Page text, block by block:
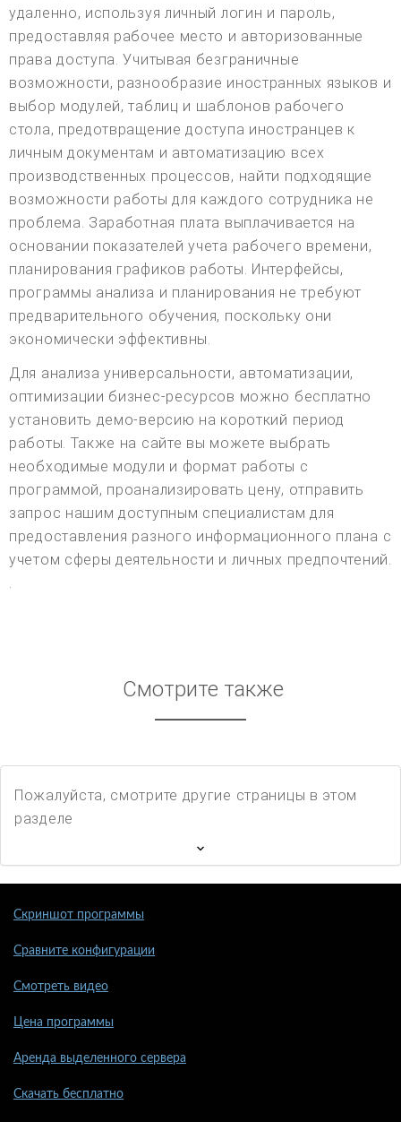
удаленно, используя личный логин и пароль,
предоставляя рабочее место и авторизованные
права доступа. Учитывая безграничные
возможности, разнообразие иностранных языков и
выбор модулей, таблиц и шаблонов рабочего
стола, предотвращение доступа иностранцев к
личным документам и автоматизацию всех
производственных процессов, найти подходящие
возможности работы для каждого сотрудника не
проблема. Заработная плата выплачивается на
основании показателей учета рабочего времени,
планирования графиков работы. Интерфейсы,
программы анализа и планирования не требуют
предварительного обучения, поскольку они
экономически эффективны.
Для анализа универсальности, автоматизации,
оптимизации бизнес-ресурсов можно бесплатно
установить демо-версию на короткий период
работы. Также на сайте вы можете выбрать
необходимые модули и формат работы с
программой, проанализировать цену, отправить
запрос нашим доступным специалистам для
предоставления разного информационного плана с
учетом сферы деятельности и личных предпочтений.
.
Смотрите также
Пожалуйста, смотрите другие страницы в этом
разделе
Скриншот программы
Сравните конфигурации
Смотреть видео
Цена программы
Аренда выделенного сервера
Скачать бесплатно